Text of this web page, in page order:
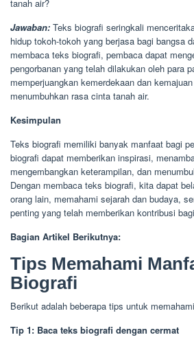
tanah air?
Jawaban: Teks biografi seringkali
hidup tokoh-tokoh yang berjasa bagi bangsa
membaca teks biografi, pembaca dapat
pengorbanan yang telah dilakukan oleh para
memperjuangkan kemerdekaan dan
menumbuhkan rasa cinta tanah air.
Kesimpulan
Teks biografi memiliki banyak manfaat bagi
biografi dapat memberikan inspirasi,
mengembangkan keterampilan, dan
Dengan membaca teks biografi, kita dapat
orang lain, memahami sejarah dan budaya,
penting yang telah memberikan kontribusi
Bagian Artikel Berikutnya:
Tips Memahami
Biografi
Berikut adalah beberapa tips untuk
Tip 1: Baca teks biografi dengan cermat